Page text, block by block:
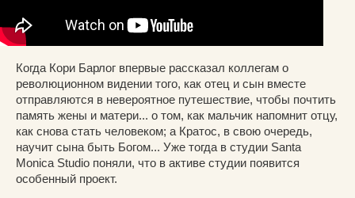
Когда Кори Барлог впервые рассказал коллегам о
революционном видении того, как отец и сын вместе
отправляются в невероятное путешествие, чтобы почтить
память жены и матери... о том, как мальчик напомнит отцу,
как снова стать человеком; а Кратос, в свою очередь,
научит сына быть Богом... Уже тогда в студии Santa
Monica Studio поняли, что в активе студии появится
особенный проект.